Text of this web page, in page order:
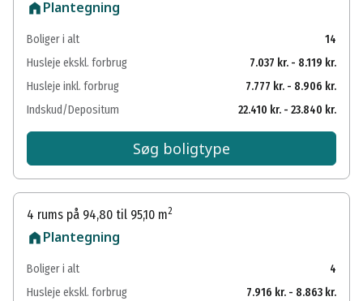
Plantegning
Boliger i alt
14
Husleje ekskl. forbrug
7.037 kr. - 8.119 kr.
Husleje inkl. forbrug
7.777 kr. - 8.906 kr.
Indskud/Depositum
22.410 kr. - 23.840 kr.
Søg boligtype
4 rums på 94,80 til 95,10 m2
Plantegning
Boliger i alt
4
Husleje ekskl. forbrug
7.916 kr. - 8.863 kr.